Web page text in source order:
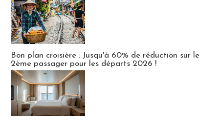
Bon plan croisière : Jusqu'à 60% de réduction sur le
2ème passager pour les départs 2026 !